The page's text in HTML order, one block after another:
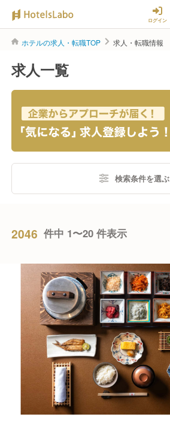
ログイン
ホテルの求人・転職TOP 求人・転職情報
求人一覧
検索条件を選ぶ
2046 件中 1〜20 件表示